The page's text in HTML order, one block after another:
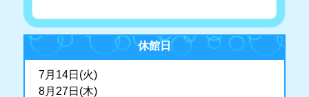
休館日
7月14日(火)
8月27日(木)